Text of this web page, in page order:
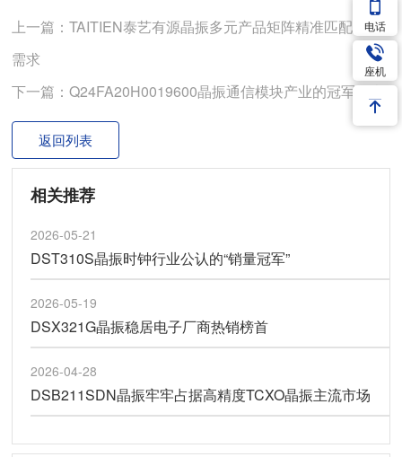
上一篇：TAITIEN泰艺有源晶振多元产品矩阵精准匹配多样
需求
下一篇：Q24FA20H0019600晶振通信模块产业的冠军担当
返回列表
相关推荐
2026-05-21
DST310S晶振时钟行业公认的“销量冠军”
2026-05-19
DSX321G晶振稳居电子厂商热销榜首
2026-04-28
DSB211SDN晶振牢牢占据高精度TCXO晶振主流市场
电话
座机